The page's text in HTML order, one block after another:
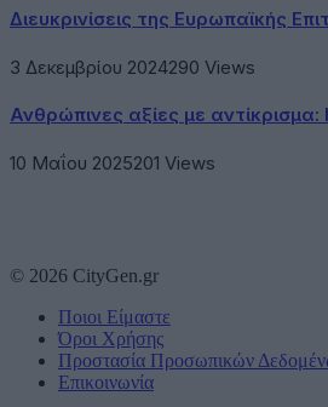
Διευκρινίσεις της Ευρωπαϊκής
3 Δεκεμβρίου 2024290 Views
Ανθρώπινες αξίες με
10 Μαΐου 2025201 Views
© 2026 CityGen.gr
Ποιοι Είμαστε
Όροι Χρήσης
Προστασία Προσωπικών
Επικοινωνία